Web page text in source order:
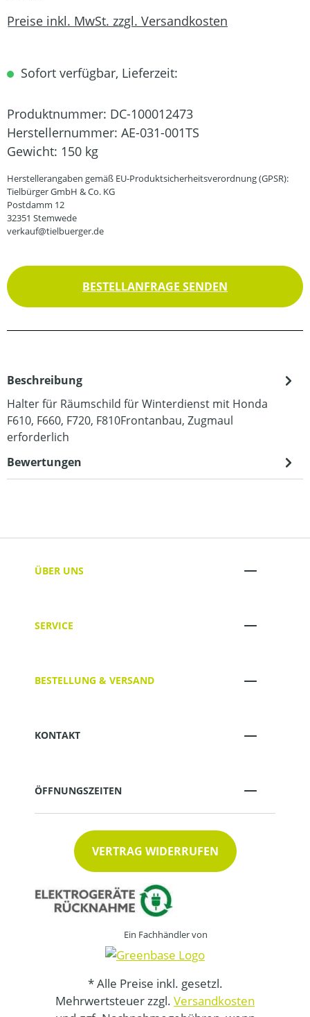
Preise inkl. MwSt. zzgl. Versandkosten
Sofort verfügbar, Lieferzeit:
Produktnummer: DC-100012473
Herstellernummer: AE-031-001TS
Gewicht: 150 kg
Herstellerangaben gemäß EU-Produktsicherheitsverordnung (GPSR):
Tielbürger GmbH & Co. KG
Postdamm 12
32351 Stemwede
verkauf@tielbuerger.de
BESTELLANFRAGE SENDEN
Beschreibung
Halter für Räumschild für Winterdienst mit Honda
F610, F660, F720, F810Frontanbau, Zugmaul
erforderlich
Bewertungen
ÜBER UNS
SERVICE
BESTELLUNG & VERSAND
KONTAKT
ÖFFNUNGSZEITEN
VERTRAG WIDERRUFEN
Ein Fachhändler von
* Alle Preise inkl. gesetzl.
Mehrwertsteuer zzgl. Versandkosten